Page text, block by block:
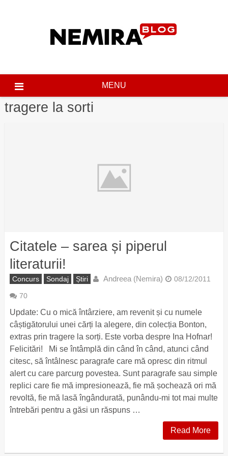
MENU
tragere la sorti
Citatele – sarea și piperul
literaturii!
Concurs Sondaj Știri Andreea (Nemira) 08/12/2011
70
Update: Cu o mică întârziere, am revenit și cu numele
câștigătorului unei cărți la alegere, din colecția Bonton,
extras prin tragere la sorți. Este vorba despre Ina Hofnar!
Felicitări! Mi se întâmplă din când în când, atunci când
citesc, să întâlnesc paragrafe care mă opresc din ritmul
alert cu care parcurg povestea. Sunt paragrafe sau simple
replici care fie mă impresionează, fie mă șochează ori mă
revoltă, fie mă lasă îngândurată, punându-mi tot mai multe
întrebări pentru a găsi un răspuns …
Read More